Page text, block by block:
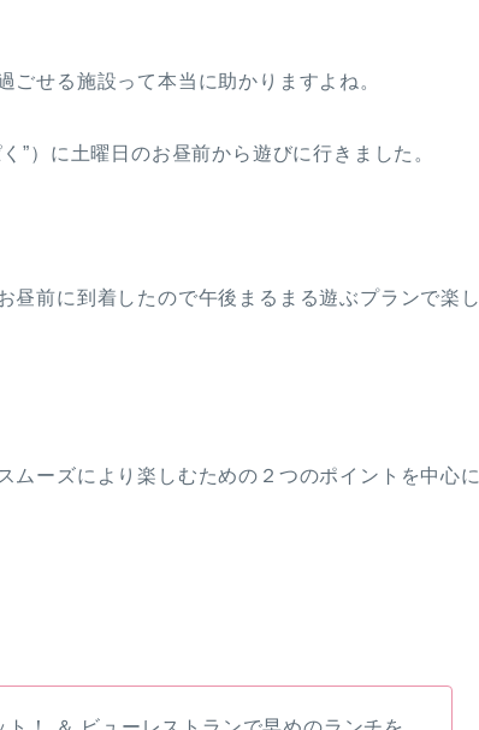
せる施設って本当に助かりますよね。
”）に土曜日のお昼前から遊びに行きました。
昼前に到着したので午後まるまる遊ぶプランで楽し
ムーズにより楽しむための２つのポイントを中心に